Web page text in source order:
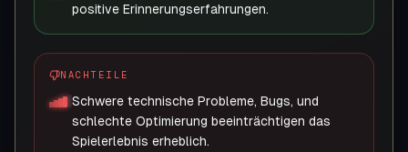
positive Erinnerungserfahrungen.
NACHTEILE
Schwere technische Probleme, Bugs, und
schlechte Optimierung beeinträchtigen das
Spielerlebnis erheblich.